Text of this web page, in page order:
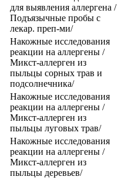
для выявления аллергена /
Подъязычные пробы с
лекар. преп-ми/
Накожные исследования
реакции на аллергены /
Микст-аллерген из
пыльцы сорных трав и
подсолнечника/
Накожные исследования
реакции на аллергены /
Микст-аллерген из
пыльцы луговых трав/
Накожные исследования
реакции на аллергены /
Микст-аллерген из
пыльцы деревьев/